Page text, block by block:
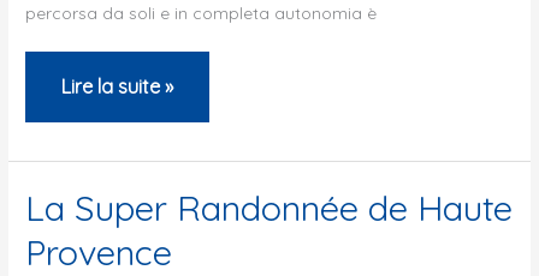
percorsa da soli e in completa autonomia è
Unico
rammarico:
troppi
al
buio!
Lire la suite »
La Super Randonnée de Haute
Provence